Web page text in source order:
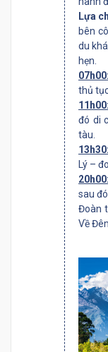
Lựa
bên
du
hẹn.
07h00:
thủ
11h00:
đó di
tàu.
13h30:
Lý –
20h00:
sau
Đoàn
Về